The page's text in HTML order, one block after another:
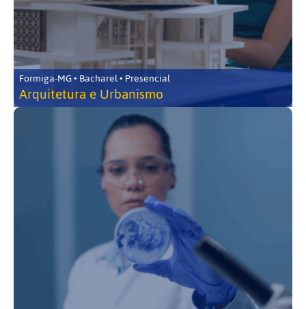
Formiga-MG • Bacharel • Presencial
Arquitetura e Urbanismo